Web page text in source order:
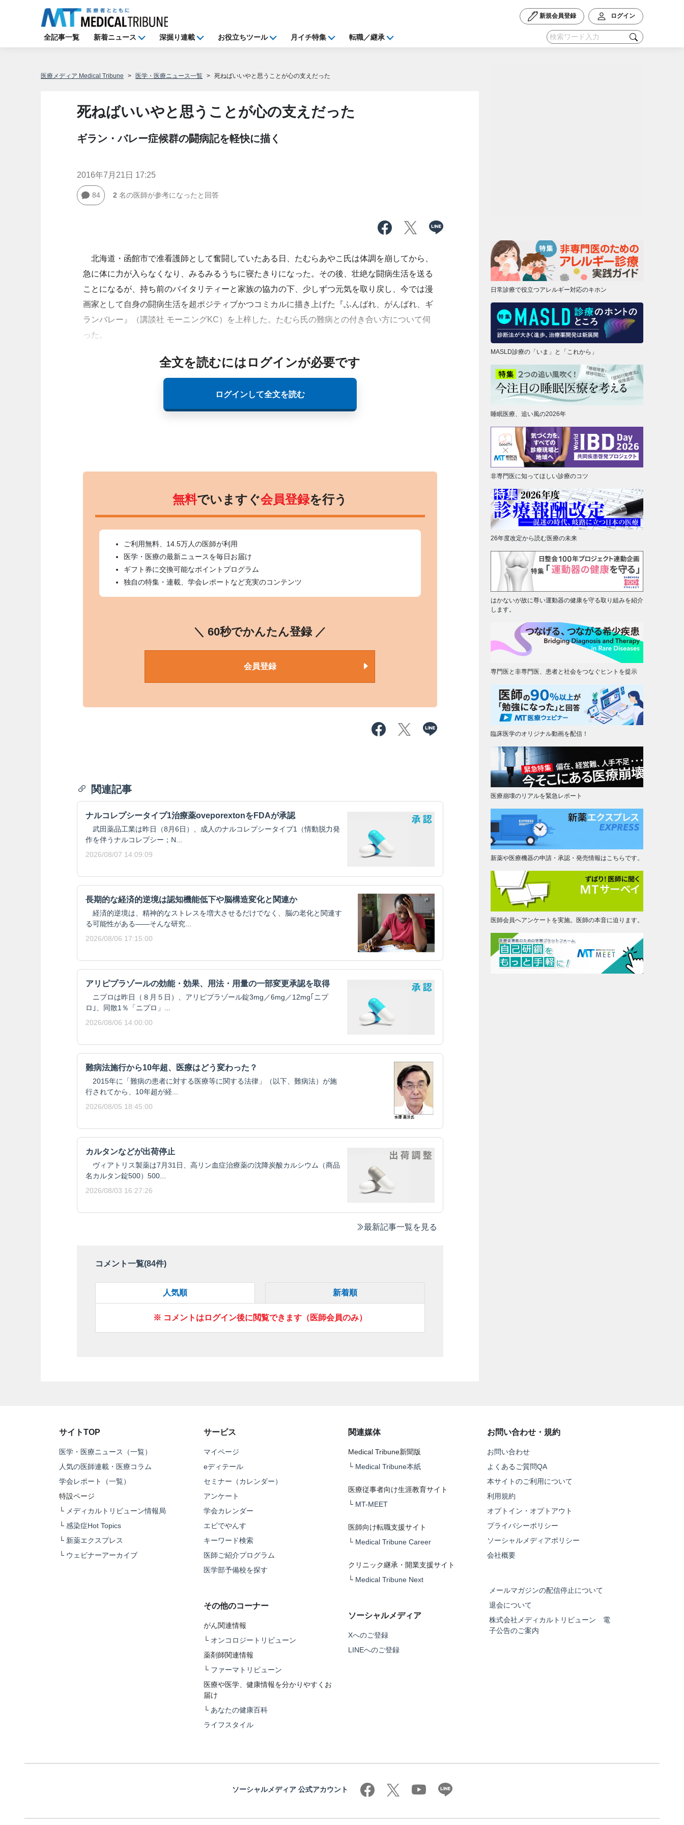
新規会員登録 ログイン
全記事一覧 新着ニュース 深掘り連載 お役立ちツール 月イチ特集 転職／継承
医療メディア Medical Tribune 医学・医療ニュース一覧 死ねばいいやと思うことが心の支えだった
死ねばいいやと思うことが心の支えだった
ギラン・バレー症候群の闘病記を軽快に描く
2016年7月21日 17:25
84 2 名の医師が参考になったと回答
北海道・函館市で准看護師として奮闘していたある日、たむらあやこ氏は体調を崩してから、
急に体に力が入らなくなり、みるみるうちに寝たきりになった。その後、壮絶な闘病生活を送る
ことになるが、持ち前のバイタリティーと家族の協力の下、少しずつ元気を取り戻し、今では漫
画家として自身の闘病生活を超ポジティブかつコミカルに描き上げた『ふんばれ、がんばれ、ギ
ランバレー』（講談社 モーニングKC）を上梓した。たむら氏の難病との付き合い方について伺
った。
全文を読むにはログインが必要です
ログインして全文を読む
無料でいますぐ会員登録を行う
ご利用無料、14.5万人の医師が利用
医学・医療の最新ニュースを毎日お届け
ギフト券に交換可能なポイントプログラム
独自の特集・連載、学会レポートなど充実のコンテンツ
＼ 60秒でかんたん登録 ／
会員登録
関連記事
ナルコレプシータイプ1治療薬oveporextonをFDAが承認
武田薬品工業は昨日（8月6日）、成人のナルコレプシータイプ1（情動脱力発
作を伴うナルコレプシー；N...
2026/08/07 14:09:09
長期的な経済的逆境は認知機能低下や脳構造変化と関連か
経済的逆境は、精神的なストレスを増大させるだけでなく、脳の老化と関連す
る可能性がある——そんな研究...
2026/08/06 17:15:00
アリピプラゾールの効能・効果、用法・用量の一部変更承認を取得
ニプロは昨日（８月５日）、アリピプラゾール錠3mg／6mg／12mg｢ニプ
ロ｣、同散1％「ニプロ」...
2026/08/06 14:00:00
難病法施行から10年超、医療はどう変わった？
2015年に「難病の患者に対する医療等に関する法律」（以下、難病法）が施
行されてから、10年超が経...
2026/08/05 18:45:00
カルタンなどが出荷停止
ヴィアトリス製薬は7月31日、高リン血症治療薬の沈降炭酸カルシウム（商品
名カルタン錠500）500...
2026/08/03 16:27:26
最新記事一覧を見る
コメント一覧(84件)
人気順 新着順
※ コメントはログイン後に閲覧できます（医師会員のみ）
日常診療で役立つアレルギー対応のキホン
MASLD診療の「いま」と「これから」
睡眠医療、追い風の2026年
非専門医に知ってほしい診療のコツ
26年度改定から読む医療の未来
はかないが故に尊い運動器の健康を守る取り組みを紹介
します。
専門医と非専門医、患者と社会をつなぐヒントを提示
臨床医学のオリジナル動画を配信！
医療崩壊のリアルを緊急レポート
新薬や医療機器の申請・承認・発売情報はこちらです。
医師会員へアンケートを実施。医師の本音に迫ります。
サイトTOP
医学・医療ニュース（一覧）
人気の医師連載・医療コラム
学会レポート（一覧）
特設ページ
└ メディカルトリビューン情報局
└ 感染症Hot Topics
└ 新薬エクスプレス
└ ウェビナーアーカイブ
サービス
マイページ
eディテール
セミナー（カレンダー）
アンケート
学会カレンダー
エビでやんす
キーワード検索
医師ご紹介プログラム
医学部予備校を探す
その他のコーナー
がん関連情報
└ オンコロジートリビューン
薬剤師関連情報
└ ファーマトリビューン
医療や医学、健康情報を分かりやすくお
届け
└ あなたの健康百科
ライフスタイル
関連媒体
Medical Tribune新聞版
└ Medical Tribune本紙
医療従事者向け生涯教育サイト
└ MT-MEET
医師向け転職支援サイト
└ Medical Tribune Career
クリニック継承・開業支援サイト
└ Medical Tribune Next
ソーシャルメディア
Xへのご登録
LINEへのご登録
お問い合わせ・規約
お問い合わせ
よくあるご質問QA
本サイトのご利用について
利用規約
オプトイン・オプトアウト
プライバシーポリシー
ソーシャルメディアポリシー
会社概要
メールマガジンの配信停止について
退会について
株式会社メディカルトリビューン 電
子公告のご案内
ソーシャルメディア 公式アカウント